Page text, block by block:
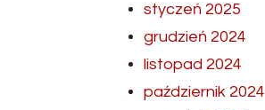
styczeń 2025
grudzień 2024
listopad 2024
październik 2024